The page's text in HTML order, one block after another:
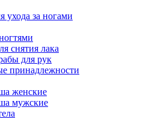
ухода за ногами
снятия лака
для рук
принадлежности
женские
мужские